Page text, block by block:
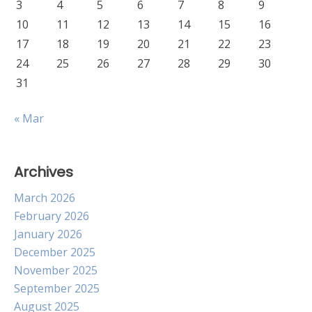
3 4 5 6 7 8
9
10
11 12 13 14 15
16
17
18 19 20 21 22
23
24
25 26 27 28 29
30
31
« Mar
Archives
March 2026
February 2026
January 2026
December 2025
November 2025
September 2025
August 2025